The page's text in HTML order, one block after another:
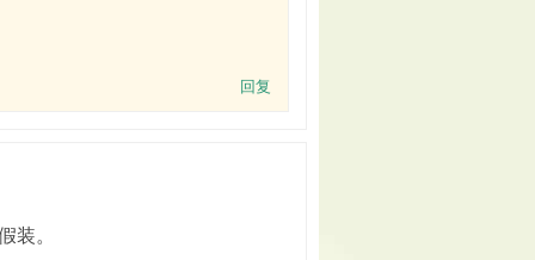
回复
。